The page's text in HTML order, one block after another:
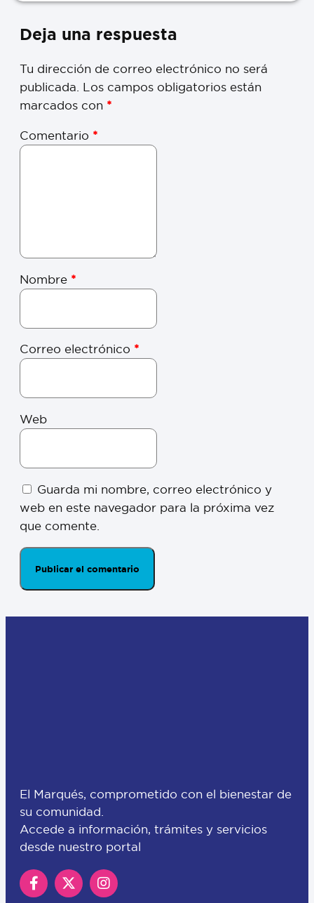
Deja una respuesta
Tu dirección de correo electrónico no será
publicada. Los campos obligatorios están
marcados con *
Comentario *
Nombre *
Correo electrónico *
Web
Guarda mi nombre, correo electrónico y
web en este navegador para la próxima vez
que comente.
El Marqués, comprometido con el bienestar de
su comunidad.
Accede a información, trámites y servicios
desde nuestro portal